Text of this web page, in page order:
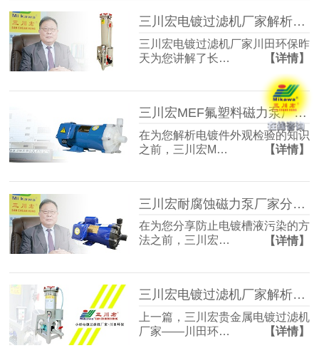
三川宏电镀过滤机厂家解析宁波余姚镇北工业园区的特点
三川宏电镀过滤机厂家川田环保昨
天为您讲解了长…
【详情】
三川宏MEF氟塑料磁力泵厂家解析电镀件外观检验的知识
在为您解析电镀件外观检验的知识
之前，三川宏M…
【详情】
三川宏耐腐蚀磁力泵厂家分享防止电镀槽液污染的方法
在为您分享防止电镀槽液污染的方
法之前，三川宏…
【详情】
三川宏电镀过滤机厂家解析电刷镀技术工艺流程
上一篇，三川宏贵金属电镀过滤机
厂家——川田环…
【详情】